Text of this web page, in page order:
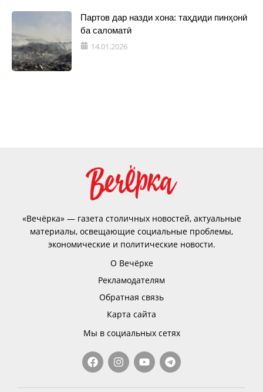
Партов дар назди хона: таҳдиди пинҳонӣ
ба саломатӣ
14.01.2026
«Вечёрка» — газета столичных новостей, актуальные
материалы, освещающие социальные проблемы,
экономические и политические новости.
О Вечёрке
Рекламодателям
Обратная связь
Карта сайта
Мы в социальных сетях